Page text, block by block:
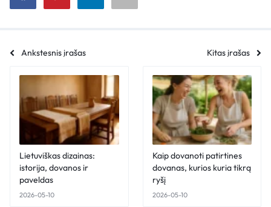
Ankstesnis įrašas Kitas įrašas
Lietuviškas dizainas:
istorija, dovanos ir
paveldas
2026-05-10
Kaip dovanoti patirtines
dovanas, kurios kuria tikrą
ryšį
2026-05-10